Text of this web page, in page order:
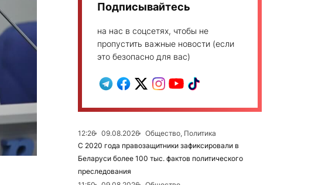
Подписывайтесь
на нас в соцсетях, чтобы не
пропустить важные новости (если
это безопасно для вас)
12:26 09.08.2026
Общество, Политика
С 2020 года правозащитники зафиксировали в
Беларуси более 100 тыс. фактов политического
преследования